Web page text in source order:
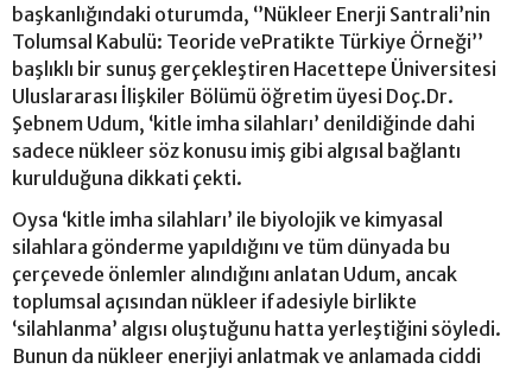
başkanlığındaki oturumda, ‘’Nükleer Enerji Santrali’nin
Tolumsal Kabulü: Teoride vePratikte Türkiye Örneği’’
başlıklı bir sunuş gerçekleştiren Hacettepe Üniversitesi
Uluslararası İlişkiler Bölümü öğretim üyesi Doç.Dr.
Şebnem Udum, ‘kitle imha silahları’ denildiğinde dahi
sadece nükleer söz konusu imiş gibi algısal bağlantı
kurulduğuna dikkati çekti.
Oysa ‘kitle imha silahları’ ile biyolojik ve kimyasal
silahlara gönderme yapıldığını ve tüm dünyada bu
çerçevede önlemler alındığını anlatan Udum, ancak
toplumsal açısından nükleer ifadesiyle birlikte
‘silahlanma’ algısı oluştuğunu hatta yerleştiğini söyledi.
Bunun da nükleer enerjiyi anlatmak ve anlamada ciddi